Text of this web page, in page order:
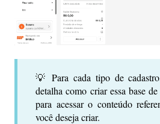
💡 Para cada tipo de
detalha como criar essa base
para acessar o conteúdo
você deseja criar.